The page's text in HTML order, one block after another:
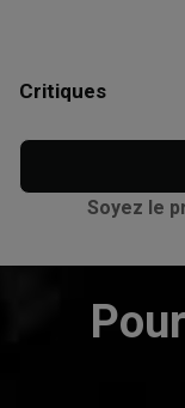
Critiques
Soyez le